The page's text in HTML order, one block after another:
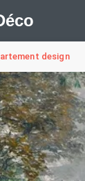
Déco ℹ︎ À
Cabanes
Publi
Écologique
design